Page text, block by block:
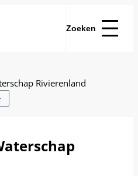
Zoeken
Rivierenland